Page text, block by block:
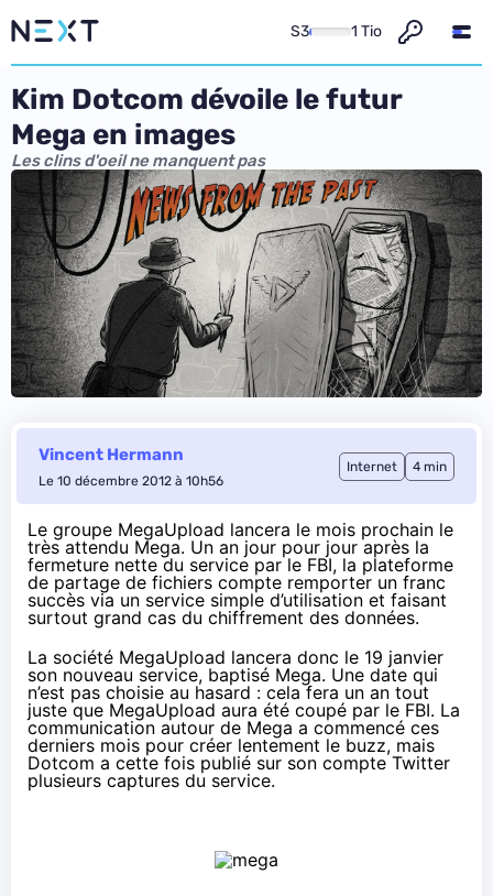
S3 1 Tio
Kim Dotcom dévoile le futur
Mega en images
Les clins d'oeil ne manquent pas
Vincent Hermann
Le 10 décembre 2012 à 10h56
Internet 4 min
Le groupe MegaUpload lancera le mois prochain le
très attendu Mega. Un an jour pour jour après la
fermeture nette du service par le FBI, la plateforme
de partage de fichiers compte remporter un franc
succès via un service simple d’utilisation et faisant
surtout grand cas du chiffrement des données.
La société MegaUpload lancera donc le 19 janvier
son nouveau service, baptisé Mega. Une date qui
n’est pas choisie au hasard : cela fera un an tout
juste que MegaUpload aura été coupé par le FBI. La
communication autour de Mega a commencé ces
derniers mois pour créer lentement le buzz, mais
Dotcom a cette fois publié sur son compte Twitter
plusieurs captures du service.